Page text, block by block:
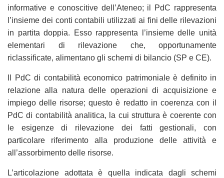
informative e conoscitive dell’Ateneo; il PdC rappresenta
l’insieme dei conti contabili utilizzati ai fini delle rilevazioni
in partita doppia. Esso rappresenta l’insieme delle unità
elementari di rilevazione che, opportunamente
riclassificate, alimentano gli schemi di bilancio (SP e CE).
Il PdC di contabilità economico patrimoniale è definito in
relazione alla natura delle operazioni di acquisizione e
impiego delle risorse; questo è redatto in coerenza con il
PdC di contabilità analitica, la cui struttura è coerente con
le esigenze di rilevazione dei fatti gestionali, con
particolare riferimento alla produzione delle attività e
all’assorbimento delle risorse.
L’articolazione adottata è quella indicata dagli schemi